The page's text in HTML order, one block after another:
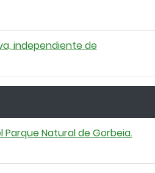
independiente de
Natural de Gorbeia.